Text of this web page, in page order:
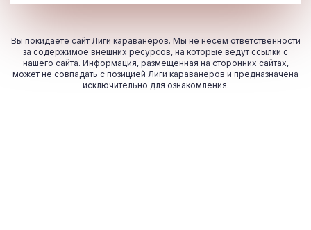
Вы покидаете сайт Лиги караванеров. Мы не несём ответственности
за содержимое внешних ресурсов, на которые ведут ссылки с
нашего сайта. Информация, размещённая на сторонних сайтах,
может не совпадать с позицией Лиги караванеров и предназначена
исключительно для ознакомления.